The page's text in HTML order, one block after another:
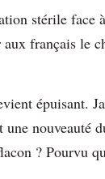
stérile face
aux français le
épuisant.
une nouveauté
? Pourvu